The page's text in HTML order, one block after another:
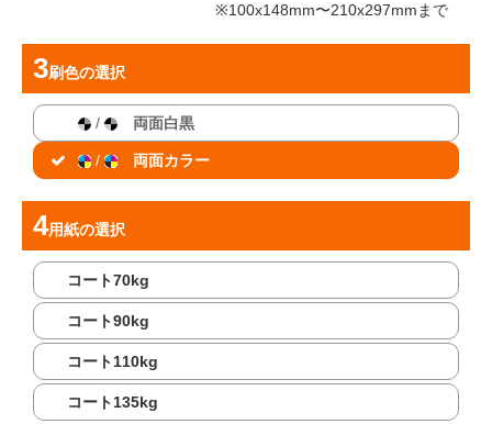
※100x148mm〜210x297mmまで
刷色の選択
/ 両面白黒
/ 両面カラー
用紙の選択
コート70kg
コート90kg
コート110kg
コート135kg